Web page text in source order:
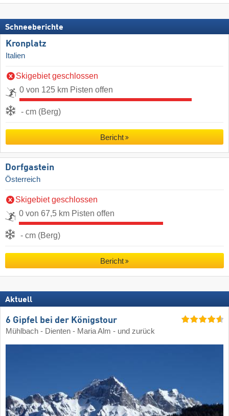
Schneeberichte
Kronplatz
Italien
Skigebiet geschlossen
0 von 125 km Pisten offen
- cm (Berg)
Bericht
Dorfgastein
Österreich
Skigebiet geschlossen
0 von 67,5 km Pisten offen
- cm (Berg)
Bericht
Aktuell
6 Gipfel bei der Königstour
Mühlbach - Dienten - Maria Alm - und zurück